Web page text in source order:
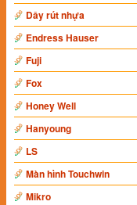
Dây rút nhựa
Endress Hauser
Fuji
Fox
Honey Well
Hanyoung
LS
Màn hình Touchwin
Mikro